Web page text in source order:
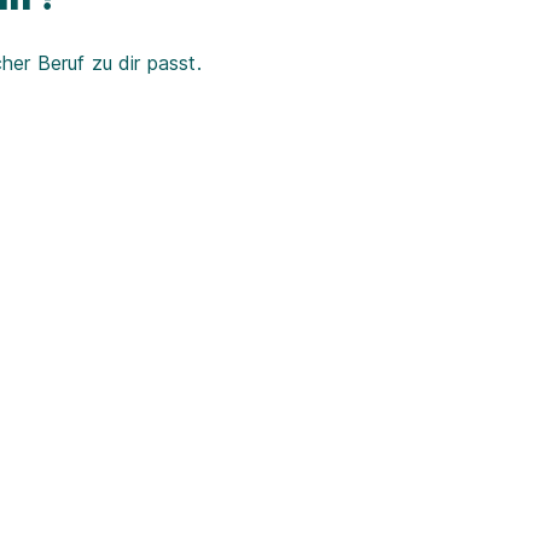
Beruf zu dir passt.